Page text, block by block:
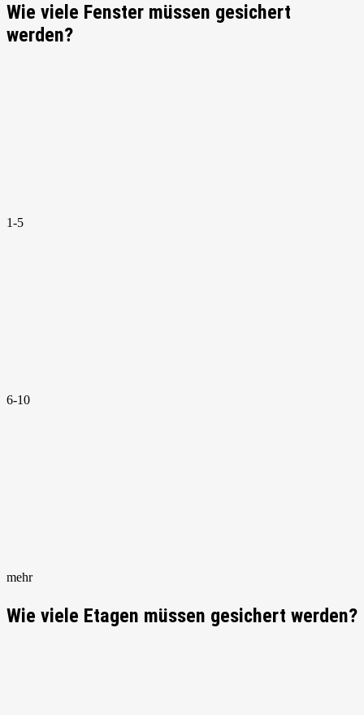
Wie viele Fenster müssen gesichert
werden?
1-5
6-10
mehr
Wie viele Etagen müssen gesichert werden?